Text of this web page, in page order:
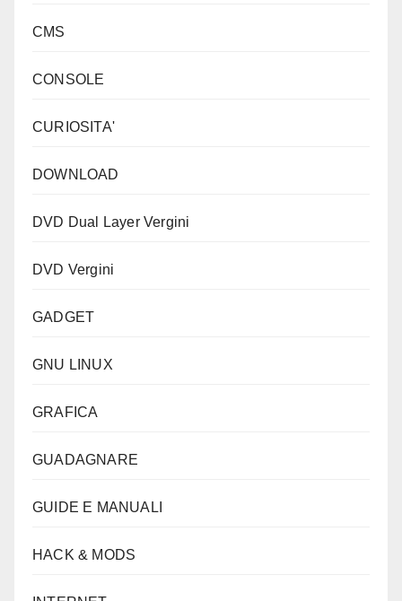
CMS
CONSOLE
CURIOSITA'
DOWNLOAD
DVD Dual Layer Vergini
DVD Vergini
GADGET
GNU LINUX
GRAFICA
GUADAGNARE
GUIDE E MANUALI
HACK & MODS